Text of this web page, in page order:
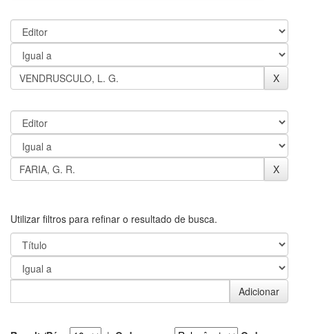
Utilizar filtros para refinar o resultado de busca.